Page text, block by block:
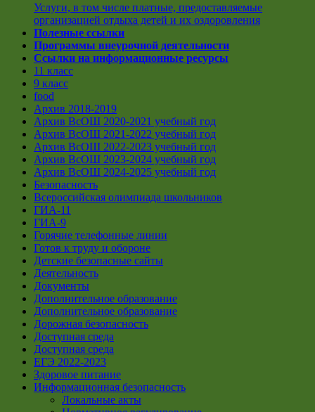
Услуги, в том числе платные, предоставляемые
организацией отдыха детей и их оздоровления
Полезные ссылки
Программы внеурочной деятельности
Ссылки на информационные ресурсы
11 класс
9 класс
food
Архив 2018-2019
Архив ВсОШ 2020-2021 учебный год
Архив ВсОШ 2021-2022 учебный год
Архив ВсОШ 2022-2023 учебный год
Архив ВсОШ 2023-2024 учебный год
Архив ВсОШ 2024-2025 учебный год
Безопасность
Всероссийская олимпиада школьников
ГИА-11
ГИА-9
Горячие телефонные линии
Готов к труду и обороне
Детские безопасные сайты
Деятельность
Документы
Дополнительное образование
Дополнительное образование
Дорожная безопасность
Доступная среда
Доступная среда
ЕГЭ 2022-2023
Здоровое питание
Информационная безопасность
Локальные акты